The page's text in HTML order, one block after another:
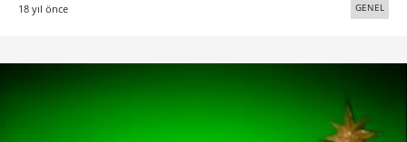
18 yıl önce GENEL